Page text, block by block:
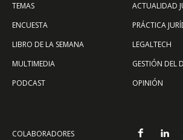
TEMAS
ENCUESTA
LIBRO DE LA SEMANA
MULTIMEDIA
PODCAST
ACTUALIDAD
PRÁCTICA
LEGALTECH
GESTIÓN DEL
OPINIÓN
COLABORADORES